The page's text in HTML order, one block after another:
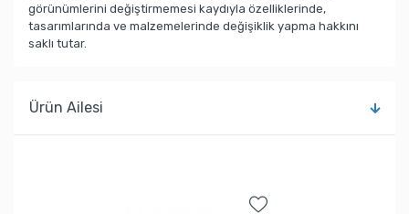
görünümlerini değiştirmemesi kaydıyla özelliklerinde,
tasarımlarında ve malzemelerinde değişiklik yapma hakkını
saklı tutar.
Ürün Ailesi